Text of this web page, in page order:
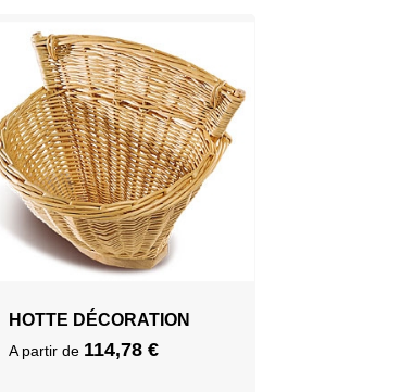
HOTTE DÉCORATION
A partir de 114,78 €